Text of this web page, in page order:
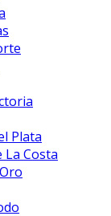
Plata
La Costa